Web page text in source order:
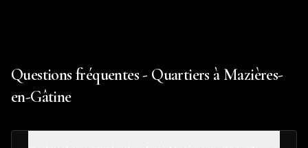
Questions fréquentes - Quartiers à Mazières-
en-Gâtine